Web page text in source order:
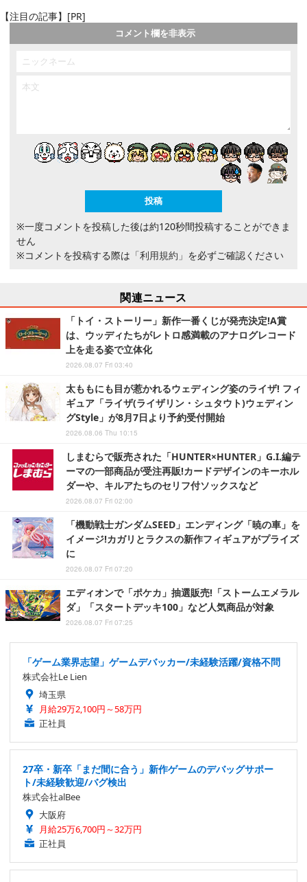
【注目の記事】[PR]
コメント欄を非表示
※一度コメントを投稿した後は約120秒間投稿することができま
せん
※コメントを投稿する際は 「利用規約」 を必ずご確認ください
関連ニュース
「トイ・ストーリー」新作一番くじが発売決定!A賞
は、ウッディたちがレトロ感満載のアナログレコード
上を走る姿で立体化
2026.08.07 Fri 03:40
太ももにも目が惹かれるウェディング姿のライザ! フィ
ギュア「ライザ(ライザリン・シュタウト)ウェディン
グStyle」が8月7日より予約受付開始
2026.08.06 Thu 10:15
しまむらで販売された「HUNTER×HUNTER」G.I.編テ
ーマの一部商品が受注再販!カードデザインのキーホル
ダーや、キルアたちのセリフ付ソックスなど
2026.08.07 Fri 02:00
「機動戦士ガンダムSEED」エンディング「暁の車」を
イメージ!カガリとラクスの新作フィギュアがプライズ
に
2026.08.07 Fri 07:20
エディオンで「ポケカ」抽選販売!「ストームエメラル
ダ」「スタートデッキ100」など人気商品が対象
2026.08.07 Fri 07:25
「ゲーム業界志望」ゲームデバッカー/未経験活躍/資格不問
株式会社Le Lien
埼玉県
月給29万2,100円～58万円
正社員
27卒・新卒「まだ間に合う」新作ゲームのデバッグサポー
ト/未経験歓迎/バグ検出
株式会社alBee
大阪府
月給25万6,700円～32万円
正社員